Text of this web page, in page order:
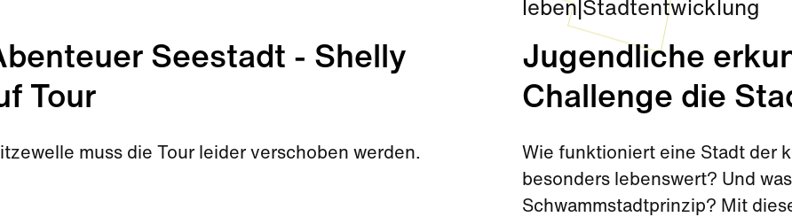
Seestadt - Shelly
Tour
muss die Tour leider verschoben werden.
leben Stadtentwicklung
Jugendliche
Challenge die
Wie funktioniert eine Stadt der
besonders lebenswert? Und
Schwammstadtprinzip? Mit